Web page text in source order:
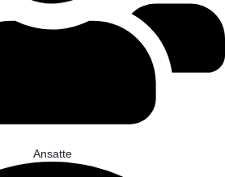
Ansatte